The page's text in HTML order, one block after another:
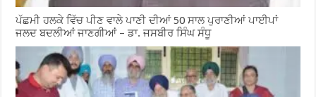
ਪੱਛਮੀ ਹਲਕੇ ਵਿੱਚ ਪੀਣ ਵਾਲੇ ਪਾਣੀ ਦੀਆਂ 50 ਸਾਲ ਪੁਰਾਣੀਆਂ ਪਾਈਪਾਂ
ਜਲਦ ਬਦਲੀਆਂ ਜਾਣਗੀਆਂ – ਡਾ. ਜਸਬੀਰ ਸਿੰਘ ਸੰਧੂ